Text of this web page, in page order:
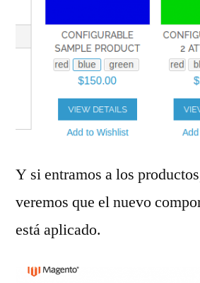
Y si entramos a los
veremos que el nuevo
está aplicado.